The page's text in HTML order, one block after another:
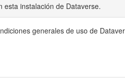
esta instalación de Dataverse.
generales de uso de